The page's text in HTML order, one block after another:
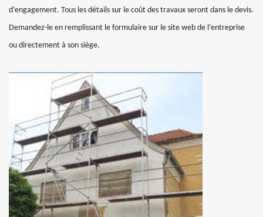
d’engagement. Tous les détails sur le coût des travaux seront dans le devis.
Demandez-le en remplissant le formulaire sur le site web de l’entreprise
ou directement à son siège.